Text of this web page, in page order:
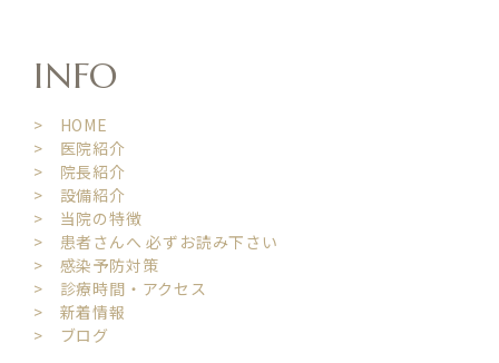
INFO
> HOME
> 医院紹介
> 院長紹介
> 設備紹介
> 当院の特徴
> 患者さんへ 必ずお読み下さい
> 感染予防対策
> 診療時間・アクセス
> 新着情報
> ブログ